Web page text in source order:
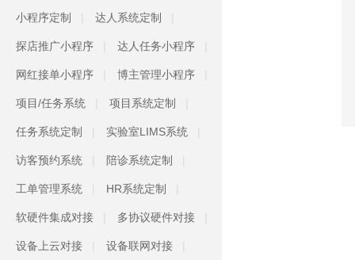
小程序定制 达人系统定制
探店推广小程序 达人任务小程序
网红接单小程序 博主管理小程序
项目/任务系统 项目系统定制
任务系统定制 实验室LIMS系统
访客预约系统 陪诊系统定制
工单管理系统 HR系统定制
软硬件集成对接 多协议硬件对接
设备上云对接 设备联网对接